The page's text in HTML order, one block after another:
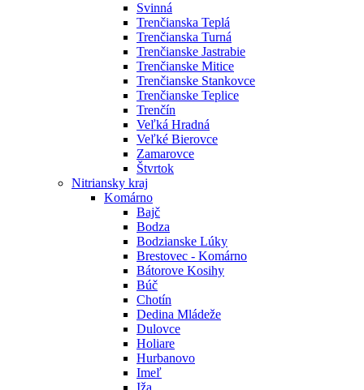
Svinná
Trenčianska Teplá
Trenčianska Turná
Trenčianske Jastrabie
Trenčianske Mitice
Trenčianske Stankovce
Trenčianske Teplice
Trenčín
Veľká Hradná
Veľké Bierovce
Zamarovce
Štvrtok
Nitriansky kraj
Komárno
Bajč
Bodza
Bodzianske Lúky
Brestovec - Komárno
Bátorove Kosihy
Búč
Chotín
Dedina Mládeže
Dulovce
Holiare
Hurbanovo
Imeľ